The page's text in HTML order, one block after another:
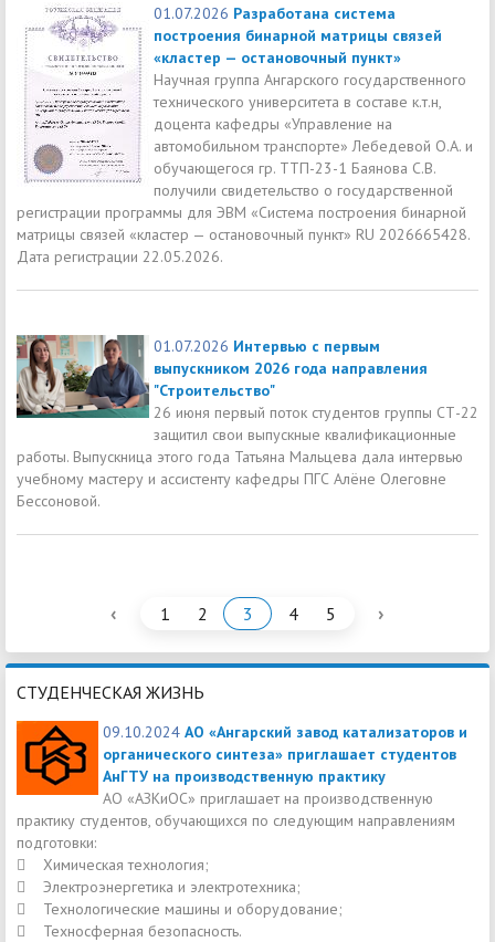
01.07.2026 Разработана система
построения бинарной матрицы связей
«кластер — остановочный пункт»
Научная группа Ангарского государственного
технического университета в составе к.т.н,
доцента кафедры «Управление на
автомобильном транспорте» Лебедевой О.А. и
обучающегося гр. ТТП-23-1 Баянова С.В.
получили свидетельство о государственной
регистрации программы для ЭВМ «Система построения бинарной
матрицы связей «кластер — остановочный пункт» RU 2026665428.
Дата регистрации 22.05.2026.
01.07.2026 Интервью с первым
выпускником 2026 года направления
"Строительство"
26 июня первый поток студентов группы СТ-22
защитил свои выпускные квалификационные
работы. Выпускница этого года Татьяна Мальцева дала интервью
учебному мастеру и ассистенту кафедры ПГС Алёне Олеговне
Бессоновой.
‹ 1 2 3 4 5 ›
СТУДЕНЧЕСКАЯ ЖИЗНЬ
09.10.2024 АО «Ангарский завод катализаторов и
органического синтеза» приглашает студентов
АнГТУ на производственную практику
АО «АЗКиОС» приглашает на производственную
практику студентов, обучающихся по следующим направлениям
подготовки:
 Химическая технология;
 Электроэнергетика и электротехника;
 Технологические машины и оборудование;
 Техносферная безопасность.